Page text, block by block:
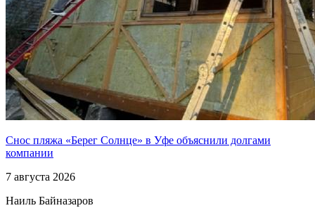
Снос пляжа «Берег Солнце» в Уфе объяснили долгами
компании
7 августа 2026
Наиль Байназаров